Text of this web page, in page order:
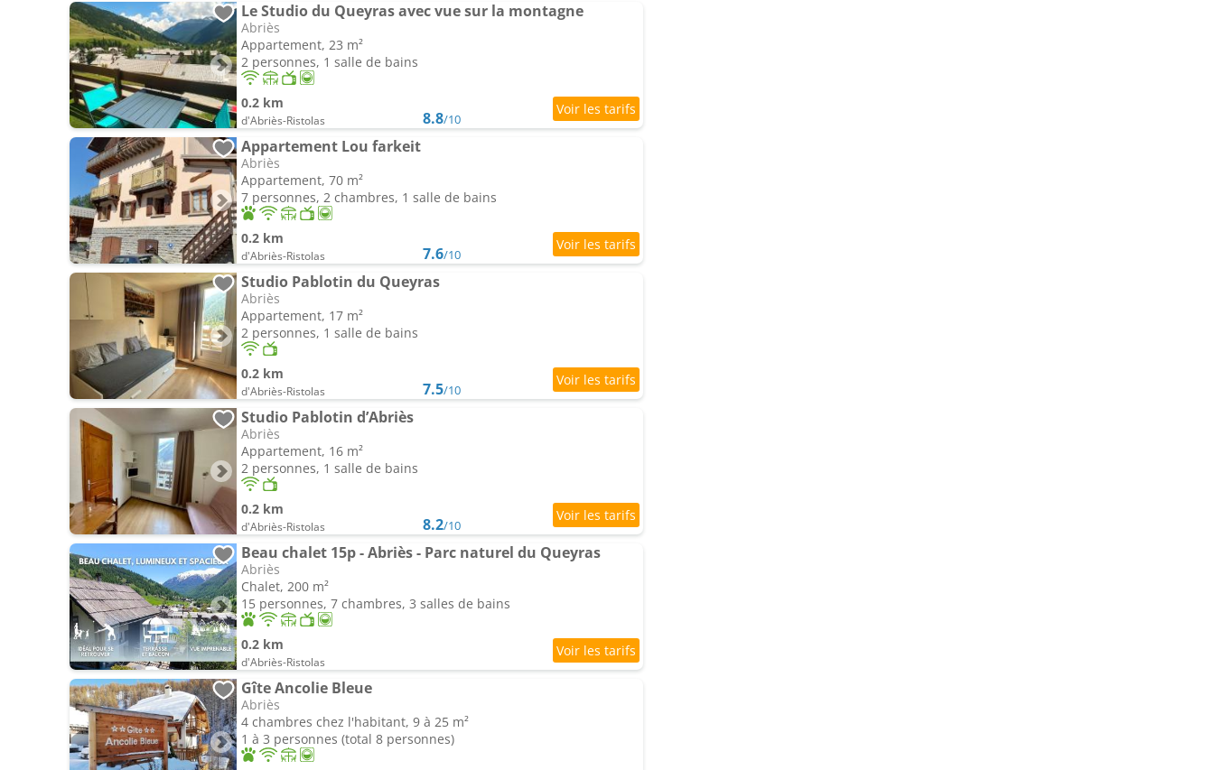
Le Studio du Queyras avec vue sur la montagne
Abriès
Appartement, 23 m²
2 personnes, 1 salle de bains
0.2 km
d'Abriès-Ristolas 8.8/10
Appartement Lou farkeit
Abriès
Appartement, 70 m²
7 personnes, 2 chambres, 1 salle de bains
0.2 km
d'Abriès-Ristolas 7.6/10
Studio Pablotin du Queyras
Abriès
Appartement, 17 m²
2 personnes, 1 salle de bains
0.2 km
d'Abriès-Ristolas 7.5/10
Studio Pablotin d’Abriès
Abriès
Appartement, 16 m²
2 personnes, 1 salle de bains
0.2 km
d'Abriès-Ristolas 8.2/10
Beau chalet 15p - Abriès - Parc naturel du Queyras
Abriès
Chalet, 200 m²
15 personnes, 7 chambres, 3 salles de bains
0.2 km
d'Abriès-Ristolas
Gîte Ancolie Bleue
Abriès
4 chambres chez l'habitant, 9 à 25 m²
1 à 3 personnes (total 8 personnes)